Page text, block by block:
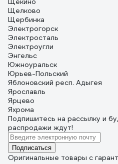
Щелково
Щербинка
Электрогорск
Электросталь
Электроугли
Энгельс
Южноуральск
Юрьев-Польский
Яблоновский респ. Адыгея
Ярославль
Ярцево
Яхрома
Подпишитесь на рассылку и
распродажи ждут!
Подписаться
Оригинальные товары с